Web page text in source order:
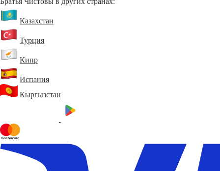
Казахстан
Турция
Кипр
Испания
Кыргызстан